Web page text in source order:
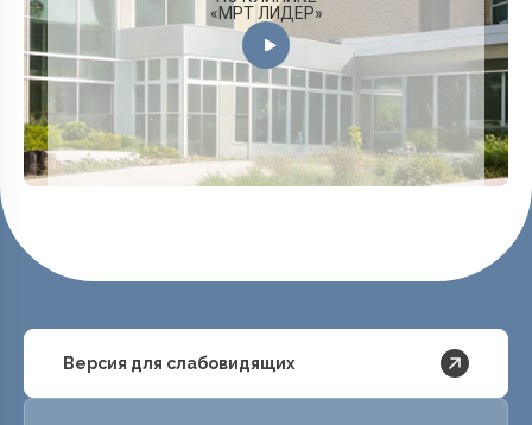
«МРТ ЛИДЕР»
Версия для слабовидящих